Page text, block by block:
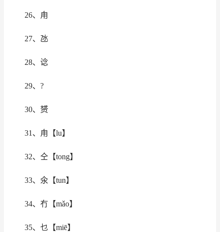
26、甪
27、氹
28、谂
29、?
30、赟
31、甪【lu】
32、仝【tong】
33、氽【tun】
34、冇【mǎo】
35、乜【miē】